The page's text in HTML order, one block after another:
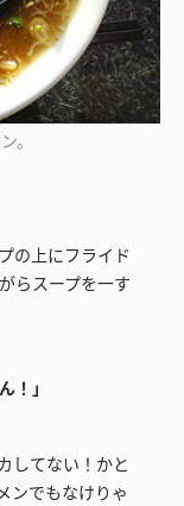
。
の上にフライド
らスープを一す
！」
してない！かと
ンでもなけりゃ